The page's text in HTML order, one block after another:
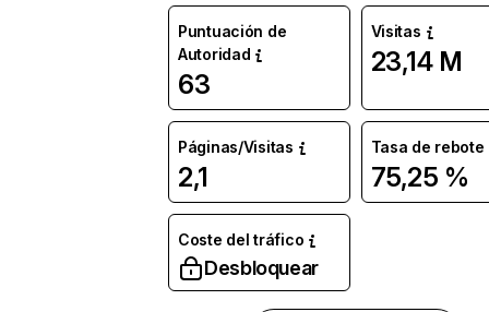
Puntuación de
Autoridad
63
Visitas
23,14 M
Páginas/Visitas
2,1
Tasa de rebote
75,25 %
Coste del tráfico
Desbloquear